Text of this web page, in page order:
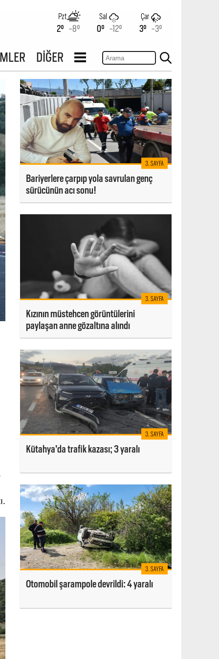
Pzt
2° -8°
Sal
0° -12°
Çar
3° -3°
DİĞER
3. SAYFA
Bariyerlere çarpıp yola savrulan genç
sürücünün acı sonu!
3. SAYFA
Kızının müstehcen görüntülerini
paylaşan anne gözaltına alındı
3. SAYFA
Kütahya’da trafik kazası; 3 yaralı
3. SAYFA
Otomobil şarampole devrildi: 4 yaralı